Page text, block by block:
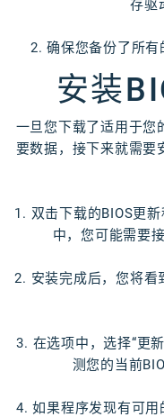
存驱
2. 确保您备份了所有
安装
一旦您下载了适用于您
要数据，接下来就需要
1. 双击下载的BIOS更
中，您可能需要
2. 安装完成后，您将看
3. 在选项中，选择“更
测您的当前
4. 如果程序发现有可用